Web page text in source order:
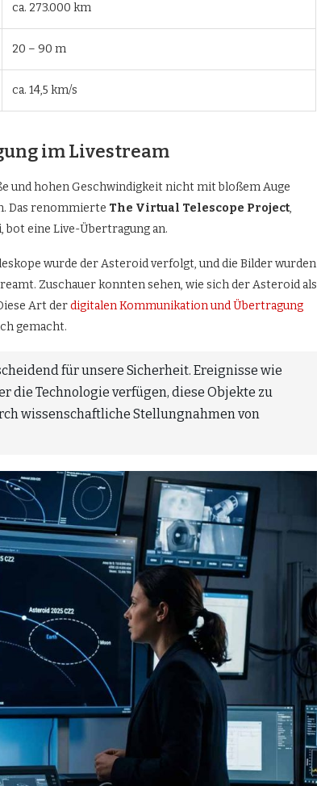
ca. 273.000 km
20 – 90 m
ca. 14,5 km/s
im Livestream
und hohen Geschwindigkeit nicht mit bloßem Auge
Das renommierte The Virtual Telescope Project,
eine Live-Übertragung an.
wurde der Asteroid verfolgt, und die Bilder wurden
Zuschauer konnten sehen, wie sich der Asteroid als
Art derdigitalen Kommunikation und Übertragung
gemacht.
für unsere Sicherheit. Ereignisse wie
die Technologie verfügen, diese Objekte zu
wissenschaftliche Stellungnahmen von